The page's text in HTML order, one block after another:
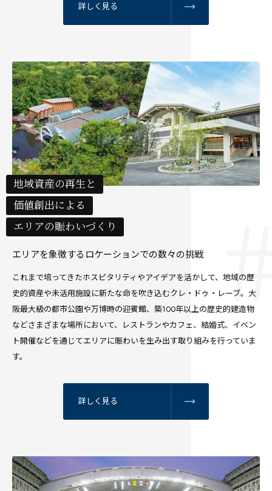
詳しく見る
地域資産の再生と
価値創出による
エリアの賑わいづくり
エリアを象徴するロケーションでの数々の挑戦
これまで培ってきたホスピタリティやアイデアを活かして、地域の歴
史的資産や未活用施設に新たな命を吹き込むクレ・ドゥ・レーブ。大
阪最大級の都市公園や万博時の迎賓館、築100年以上の歴史的建造物
などさまざまな場所において、レストランやカフェ、結婚式、イベン
ト開催などを通じてエリアに賑わいを生み出す取り組みを行っていま
す。
詳しく見る